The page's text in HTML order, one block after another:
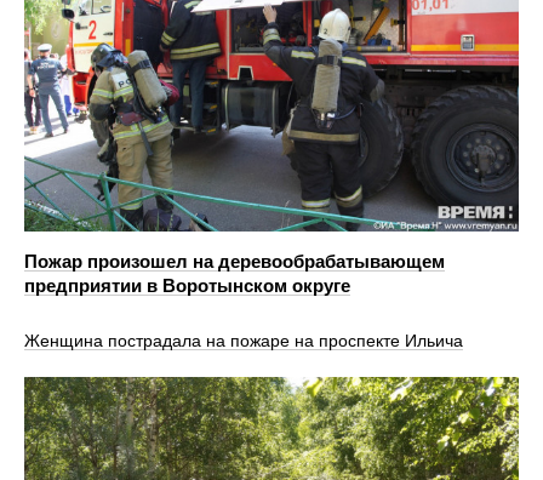
Пожар произошел на деревообрабатывающем
предприятии в Воротынском округе
Женщина пострадала на пожаре на проспекте Ильича